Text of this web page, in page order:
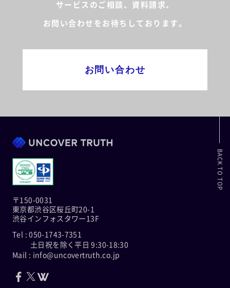
サービスのご相談、資料請求、
お問い合わせをお待ちしております。
お問い合わせ
〒150-0031
東京都渋谷区桜丘町20-1
渋谷インフォスタワー13F
Tel : 050-1743-7351
土日祝を除く平日 9:30-18:30
Mail : info@uncovertruth.co.jp
BACK TO TOP